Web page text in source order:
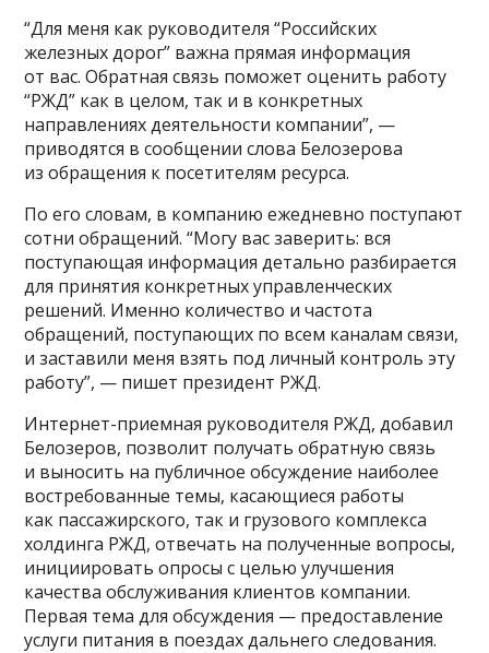
“Для меня как руководителя “Российских
железных дорог” важна прямая информация
от вас. Обратная связь поможет оценить работу
“РЖД” как в целом, так и в конкретных
направлениях деятельности компании”, —
приводятся в сообщении слова Белозерова
из обращения к посетителям ресурса.
По его словам, в компанию ежедневно поступают
сотни обращений. “Могу вас заверить: вся
поступающая информация детально разбирается
для принятия конкретных управленческих
решений. Именно количество и частота
обращений, поступающих по всем каналам связи,
и заставили меня взять под личный контроль эту
работу”, — пишет президент РЖД.
Интернет-приемная руководителя РЖД, добавил
Белозеров, позволит получать обратную связь
и выносить на публичное обсуждение наиболее
востребованные темы, касающиеся работы
как пассажирского, так и грузового комплекса
холдинга РЖД, отвечать на полученные вопросы,
инициировать опросы с целью улучшения
качества обслуживания клиентов компании.
Первая тема для обсуждения — предоставление
услуги питания в поездах дальнего следования.